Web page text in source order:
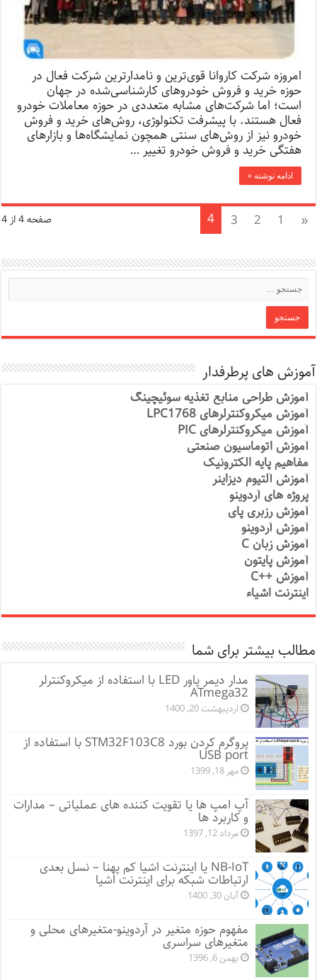
امروزه شرکت کاروانا قوی‌ترین و نامدارترین شرکت فعال در
حوزه خرید و فروش خودروهای کارشناسی‌شده در جهان
است؛ اما شرکت‌های مشابه متعددی در حوزه معاملات خودرو
فعال هستند. با پیشرفت تکنولوژی، روش‌های خرید و فروش
خودرو نیز از روش‌های سنتی همچون نمایشگاه‌ها و بازارهای
هفتگی خرید و فروش خودرو تغییر …
ادامه نوشته »
صفحه 4 از 4 «
1
2
3
4
آموزش های پرطرفدار
آموزش طراحی منابع تغذیه سوئیچینگ
آموزش میکروکنترلرهای LPC1768
آموزش میکروکنترلرهای PIC
آموزش اتوماسیون صنعتی
مفاهیم پایه الکترونیک
آموزش آلتیوم دیزاینر
پروژه های آردوینو
آموزش رزبری پای
آموزش آردوینو
آموزش زبان C
آموزش پایتون
آموزش ++C
اینترنت اشیاء
مطالب بیشتر برای شما
مدار دیمر پاور LED با استفاده از میکروکنترلر
ATmega32
اردیبهشت 20, 1400
پروگرم کردن بورد STM32F103C8 با استفاده از
USB port
مهر 18, 1399
آپ امپ ها یا تقویت کننده های عملیاتی – مدارات
و کاربرد ها
مرداد 12, 1397
NB-IoT یا اینترنت اشیا کم پهنا – نسل بعدی
ارتباطات شبکه برای اینترنت اشیا
آبان 30, 1400
مفهوم حوزه متغیر در آردوینو-متغیرهای محلی و
متغیرهای سراسری
بهمن 6, 1396